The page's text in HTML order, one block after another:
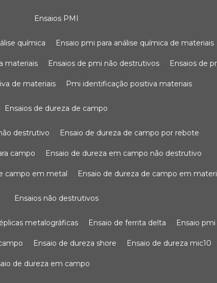
ensaios PMI
química ensaio pmi para análise química de materiais
materiais ensaios de pmi não destrutivos ensaios de
de materiais pmi identificação positiva materiais
ensaios de dureza de campo
destrutivo ensaio de dureza de campo por rebote
campo ensaio de dureza em campo não destrutivo
campo em metal ensaio de dureza de campo em
ensaios não destrutivos
metalográficas ensaio de ferrita delta ensaio
ensaio de dureza shore ensaio de dureza mic10
de dureza em campo